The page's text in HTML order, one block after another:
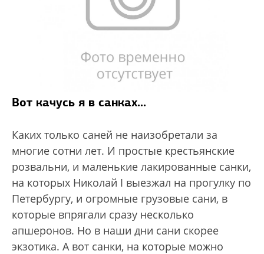
Вот качусь я в санках...
Каких только саней не наизобретали за
многие сотни лет. И простые крестьянские
розвальни, и маленькие лакированные санки,
на которых Николай I выезжал на прогулку по
Петербургу, и огромные грузовые сани, в
которые впрягали сразу несколько
апшеронов. Но в наши дни сани скорее
экзотика. А вот санки, на которые можно